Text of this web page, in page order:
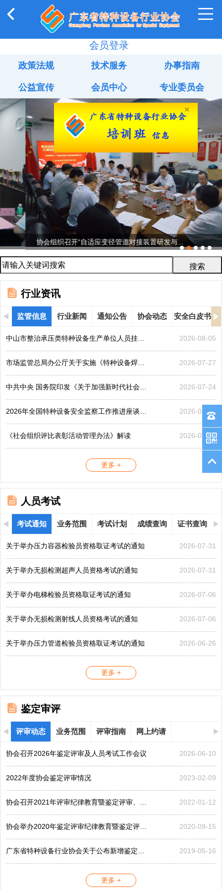
会员登录
政策法规 技术服务 办事指南
公益宣传 会员中心 专业委员会
协会组织召开“自适应变径管道对接装置研发与...
行业资讯
监管信息 行业新闻 通知公告 协会动态 安全白皮书
中山市整治承压类特种设备生产单位人员挂靠、临时凑岗、... 2026-08-05
市场监管总局办公厅关于实施《特种设备焊接操作人员考核... 2026-07-27
中共中央 国务院印发《关于加强新时代社会工作的意见》 2026-07-24
2026年全国特种设备安全监察工作推进座谈会在黑龙江哈... 2026-07-21
《社会组织评比表彰活动管理办法》解读 2026-07-17
更多 +
人员考试
考试通知 业务范围 考试计划 成绩查询 证书查询
关于举办压力容器检验员资格取证考试的通知 2026-07-31
关于举办无损检测超声人员资格考试的通知 2026-07-31
关于举办电梯检验员资格取证考试的通知 2026-07-06
关于举办无损检测射线人员资格考试的通知 2026-07-06
关于举办压力管道检验员资格取证考试的通知 2026-06-26
更多 +
鉴定审评
评审动态 业务范围 评审指南 网上约请
协会召开2026年鉴定评审及人员考试工作会议 2026-06-10
2022年度协会鉴定评审情况 2023-02-09
协会召开2021年评审纪律教育暨鉴定评审、考评工作会议 2022-01-12
协会举办2020年鉴定评审纪律教育暨鉴定评审工作会议 2020-09-15
广东省特种设备行业协会关于公布新增鉴定评审员的公告... 2019-05-16
更多 +
×